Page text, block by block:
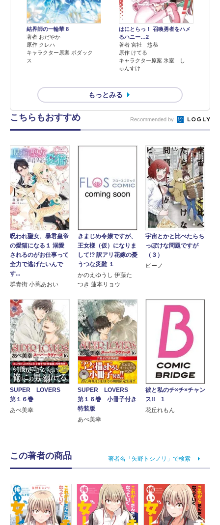
結界師の一輪華 8
著者 おだやか
原作 クレハ
キャラクター原案 ボダック
ス
はにとらっ！ 召喚勇者をハメ
るハニー…2
著者 宮社 惣恭
原作 けてる
キャラクター原案 氷室 し
ゅんすけ
もっとみる
こちらもおすすめ Recommended by
呪われ聖女、暴君皇帝
の愛猫になる１ 溺愛
されるのがお仕事って
全力で逃げたいんで
す...
群青街 小蔦あおい
きまじめ令嬢ですが、
王女様（仮）になりま
して!? 訳アリ花嫁の憂
うつな災難 １
かのえゆうし 伊藤た
つき 蓮本リョウ
宇宙とかと比べたらち
っぽけな問題ですが
（３）
ビーノ
SUPER LOVERS
第１６巻
あべ美幸
SUPER LOVERS
第１６巻 小冊子付き
特装版
あべ美幸
彼と私のチ×チ×チャン
ス!! 1
花丘れもん
この著者の商品 著者名「矢野トシノリ」で検索